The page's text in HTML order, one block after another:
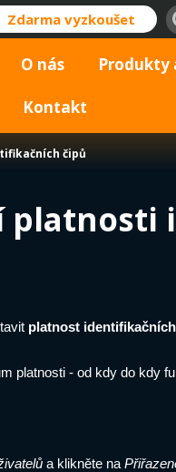
Zdarma vyzkoušet
O nás Produkty
Kontakt
čipů
platnost
platnosti - od kdy do kdy
a klikněte na